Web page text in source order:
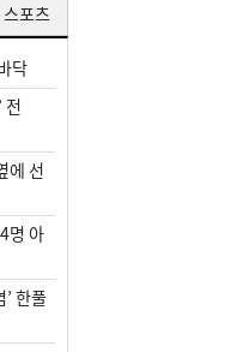
스포츠
닥
전
에 선
명 아
한풀